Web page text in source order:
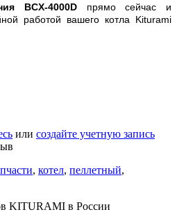
BCX-4000D прямо сейчас и
работой вашего котла Kiturami
или создайте учетную запись
, котел, пеллетный,
KITURAMI в России